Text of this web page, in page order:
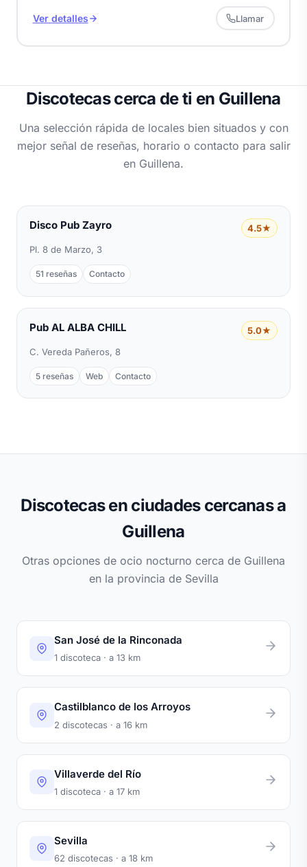
Ver detalles Llamar
Discotecas cerca de ti en Guillena
Una selección rápida de locales bien situados y con
mejor señal de reseñas, horario o contacto para salir
en Guillena.
Disco Pub Zayro
4.5★
Pl. 8 de Marzo, 3
51 reseñas Contacto
Pub AL ALBA CHILL
5.0★
C. Vereda Pañeros, 8
5 reseñas Web Contacto
Discotecas en ciudades cercanas a
Guillena
Otras opciones de ocio nocturno cerca de Guillena
en la provincia de Sevilla
San José de la Rinconada
1 discoteca · a 13 km
Castilblanco de los Arroyos
2 discotecas · a 16 km
Villaverde del Río
1 discoteca · a 17 km
Sevilla
62 discotecas · a 18 km